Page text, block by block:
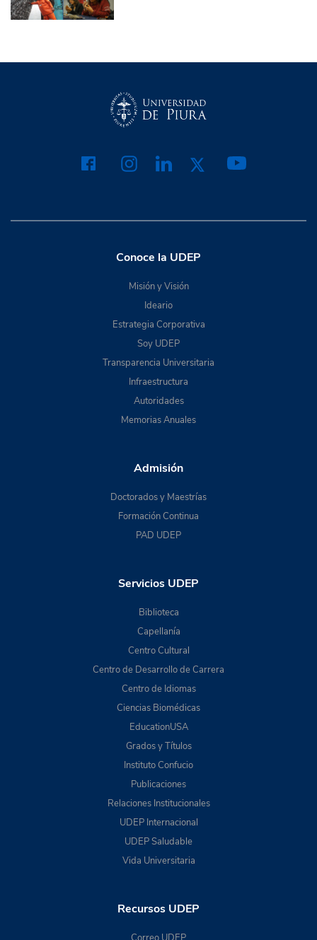
Conoce la UDEP
Misión y Visión
Ideario
Estrategia Corporativa
Soy UDEP
Transparencia Universitaria
Infraestructura
Autoridades
Memorias Anuales
Admisión
Doctorados y Maestrías
Formación Continua
PAD UDEP
Servicios UDEP
Biblioteca
Capellanía
Centro Cultural
Centro de Desarrollo de Carrera
Centro de Idiomas
Ciencias Biomédicas
EducationUSA
Grados y Títulos
Instituto Confucio
Publicaciones
Relaciones Institucionales
UDEP Internacional
UDEP Saludable
Vida Universitaria
Recursos UDEP